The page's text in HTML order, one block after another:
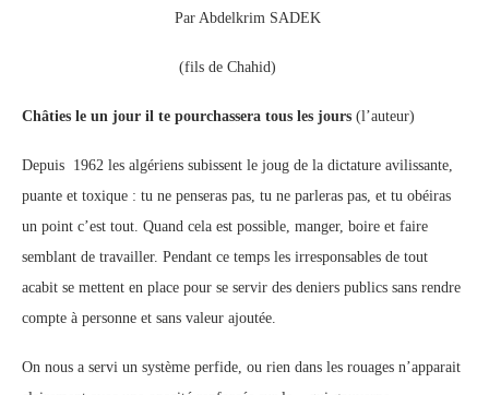
Par Abdelkrim SADEK
(fils de Chahid)
Châties le un jour il te pourchassera tous les jours (l’auteur)
Depuis 1962 les algériens subissent le joug de la dictature avilissante,
puante et toxique : tu ne penseras pas, tu ne parleras pas, et tu obéiras
un point c’est tout. Quand cela est possible, manger, boire et faire
semblant de travailler. Pendant ce temps les irresponsables de tout
acabit se mettent en place pour se servir des deniers publics sans rendre
compte à personne et sans valeur ajoutée.
On nous a servi un système perfide, ou rien dans les rouages n’apparait